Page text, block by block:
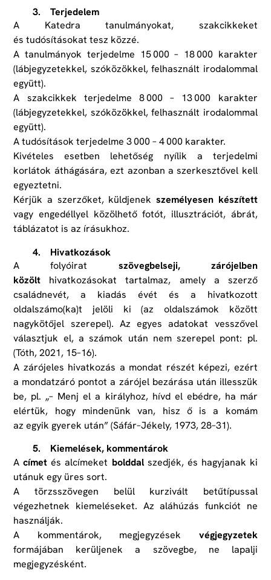
3. Terjedelem
A Katedra tanulmányokat, szakcikkeket
és tudósításokat tesz közzé.
A tanulmányok terjedelme 15 000 – 18 000 karakter
(lábjegyzetekkel, szóközökkel, felhasznált irodalommal
együtt).
A szakcikkek terjedelme 8 000 – 13 000 karakter
(lábjegyzetekkel, szóközökkel, felhasznált irodalommal
együtt).
A tudósítások terjedelme 3 000 – 4 000 karakter.
Kivételes esetben lehetőség nyílik a terjedelmi
korlátok áthágására, ezt azonban a szerkesztővel kell
egyeztetni.
Kérjük a szerzőket, küldjenek személyesen készített
vagy engedéllyel közölhető fotót, illusztrációt, ábrát,
táblázatot is az írásukhoz.
4. Hivatkozások
A folyóirat szövegbelseji, zárójelben
közölt hivatkozásokat tartalmaz, amely a szerző
családnevét, a kiadás évét és a hivatkozott
oldalszámo(ka)t jelöli ki (az oldalszámok között
nagykötőjel szerepel). Az egyes adatokat vesszővel
választjuk el, a számok után nem szerepel pont: pl.
(Tóth, 2021, 15–16).
A zárójeles hivatkozás a mondat részét képezi, ezért
a mondatzáró pontot a zárójel bezárása után illesszük
be, pl. „– Menj el a királyhoz, hívd el ebédre, ha már
elértük, hogy mindenünk van, hisz ő is a komám
az egyik gyerek után” (Sáfár–Jékely, 1973, 28–31).
5. Kiemelések, kommentárok
Acímet és alcímeket bolddalszedjék, és hagyjanak ki
utánuk egy üres sort.
A törzsszövegen belül kurzivált betűtípussal
végezhetnek kiemeléseket. Az aláhúzás funkciót ne
használják.
A kommentárok, megjegyzések végjegyzetek
formájában kerüljenek a szövegbe, ne lapalji
megjegyzésként.